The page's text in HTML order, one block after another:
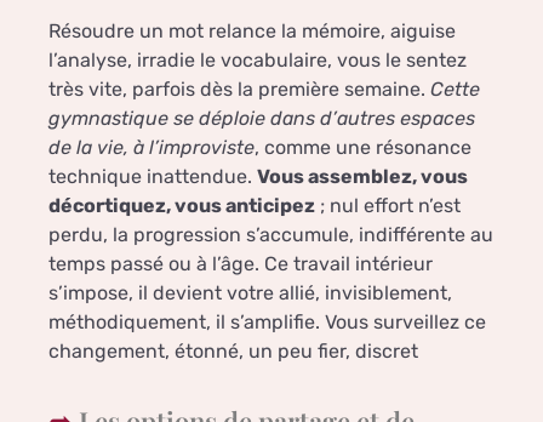
Résoudre un mot relance la mémoire, aiguise
l’analyse, irradie le vocabulaire, vous le sentez
très vite, parfois dès la première semaine. Cette
gymnastique se déploie dans d’autres espaces
de la vie, à l’improviste, comme une résonance
technique inattendue. Vous assemblez, vous
décortiquez, vous anticipez ; nul effort n’est
perdu, la progression s’accumule, indifférente au
temps passé ou à l’âge. Ce travail intérieur
s’impose, il devient votre allié, invisiblement,
méthodiquement, il s’amplifie. Vous surveillez ce
changement, étonné, un peu fier, discret